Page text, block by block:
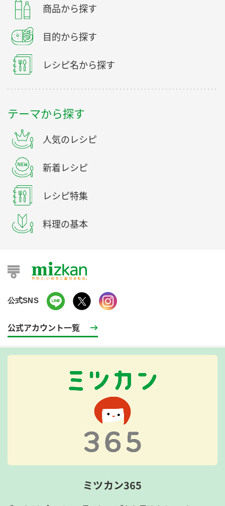
商品から探す
目的から探す
レシピ名から探す
テーマから探す
人気のレシピ
新着レシピ
レシピ特集
料理の基本
公式SNS
公式アカウント一覧
ミツカン365